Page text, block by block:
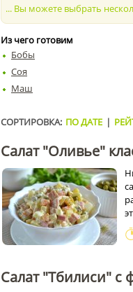
... Вы можете выбрать
Из чего готовим
Бобы
Соя
Маш
СОРТИРОВКА: ПО ДАТЕ |
Салат "Оливье"
Салат "Тбилиси" с